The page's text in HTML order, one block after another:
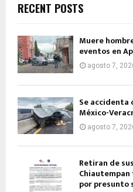
RECENT POSTS
Muere
eventos en
agosto 7,
Se
México-
agosto 7,
Retiran de
por presunto